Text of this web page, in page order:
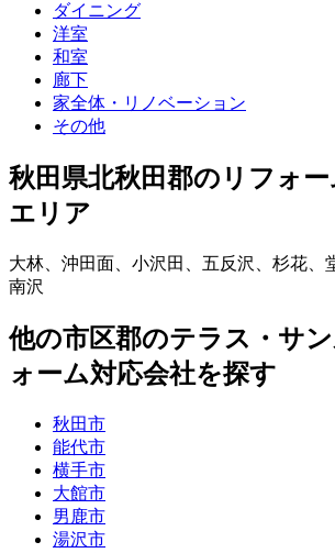
ダイニング
洋室
和室
廊下
家全体・リノベーション
その他
秋田県北秋田郡のリフォ
エリア
大林 沖田面 小沢田 五反沢 杉花
南沢
他の市区郡のテラス・サ
ォーム対応会社を探す
秋田市
能代市
横手市
大館市
男鹿市
湯沢市